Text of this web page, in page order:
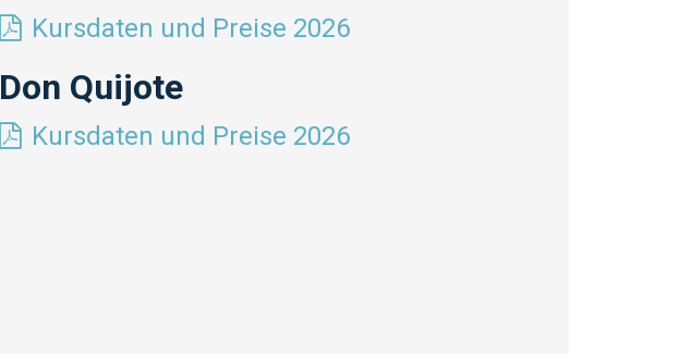
Kursdaten und Preise 2026
Don Quijote
Kursdaten und Preise 2026